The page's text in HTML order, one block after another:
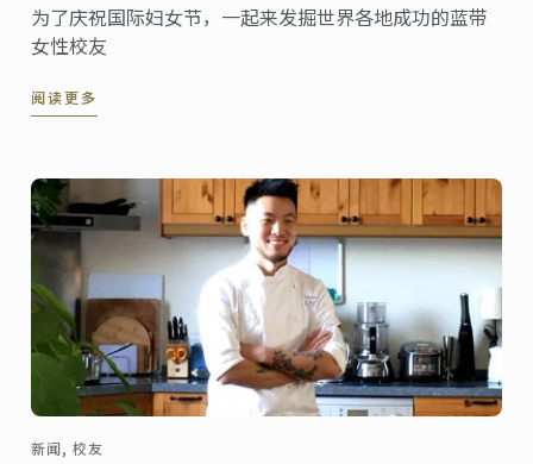
为了庆祝国际妇女节，一起来发掘世界各地成功的蓝带
女性校友
阅读更多
新闻, 校友